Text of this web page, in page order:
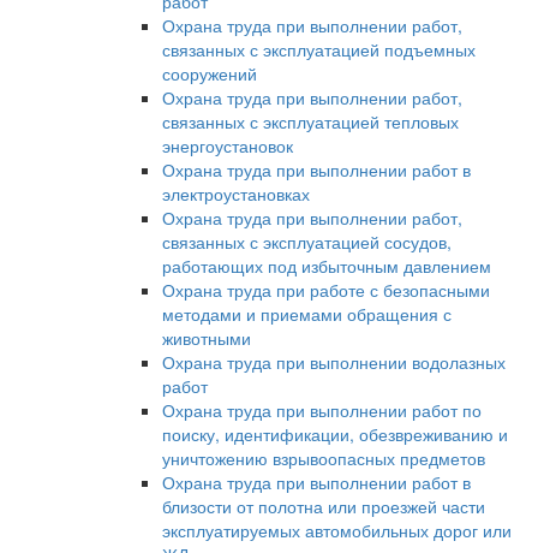
Охрана труда при выполнении работ,
связанных с эксплуатацией подъемных
сооружений
Охрана труда при выполнении работ,
связанных с эксплуатацией тепловых
энергоустановок
Охрана труда при выполнении работ в
электроустановках
Охрана труда при выполнении работ,
связанных с эксплуатацией сосудов,
работающих под избыточным давлением
Охрана труда при работе с безопасными
методами и приемами обращения с
животными
Охрана труда при выполнении водолазных
работ
Охрана труда при выполнении работ по
поиску, идентификации, обезвреживанию и
уничтожению взрывоопасных предметов
Охрана труда при выполнении работ в
близости от полотна или проезжей части
эксплуатируемых автомобильных дорог или